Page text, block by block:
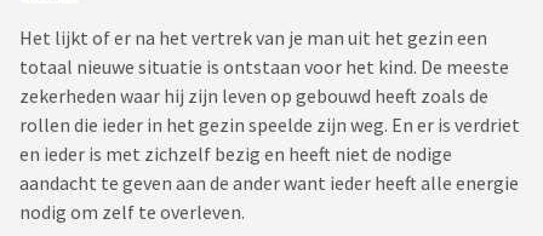
Het lijkt of er na het vertrek van je man uit het gezin een
totaal nieuwe situatie is ontstaan voor het kind. De meeste
zekerheden waar hij zijn leven op gebouwd heeft zoals de
rollen die ieder in het gezin speelde zijn weg. En er is verdriet
en ieder is met zichzelf bezig en heeft niet de nodige
aandacht te geven aan de ander want ieder heeft alle energie
nodig om zelf te overleven.